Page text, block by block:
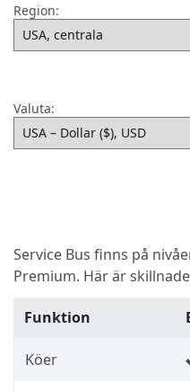
Region:
Valuta:
Service Bus finns på
Premium. Här är
Funktion
Köer